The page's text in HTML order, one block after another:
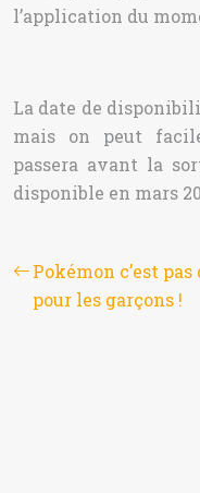
l’application du
La date de
mais on peut
passera avant la
disponible en mars
Pokémon c’est pas
pour les garçons !